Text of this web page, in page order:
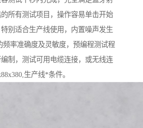
所有测试项目，操作容易单击开始
别适合生产线使用，内置噪声发生
频率准确度及灵敏度，预编程测试程
制，测试可用电缆连接，或无线连
生产线*条件。